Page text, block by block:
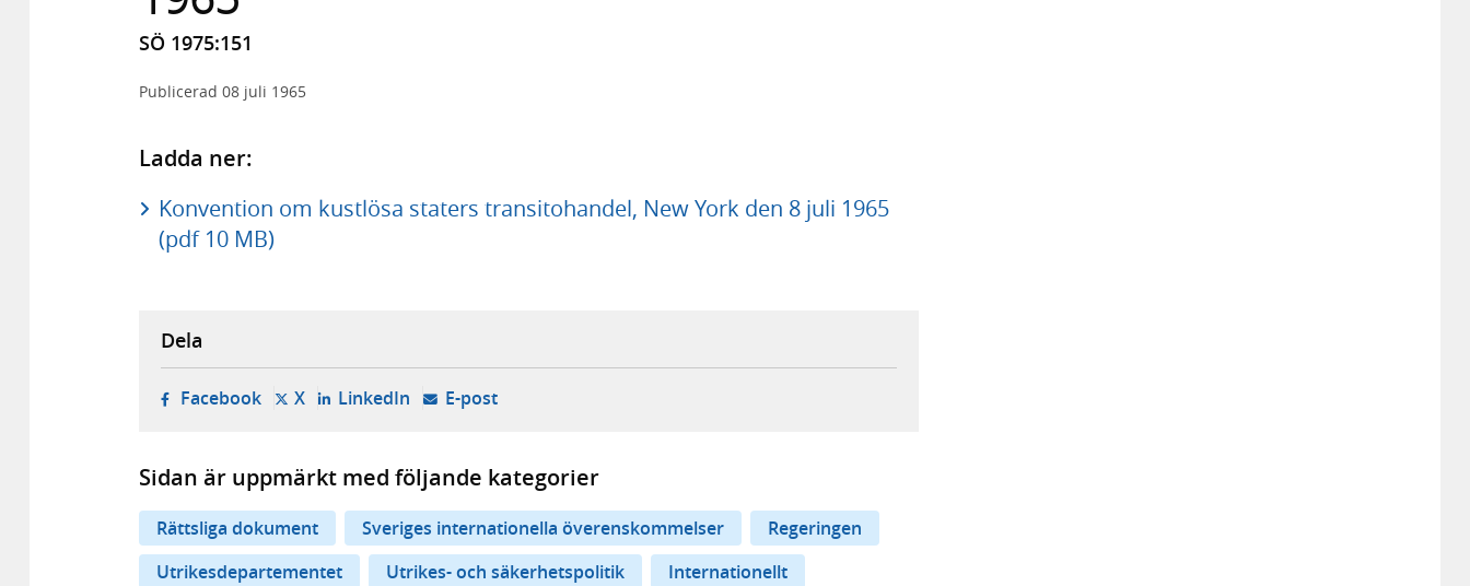
SÖ 1975:151
Publicerad 08 juli 1965
Ladda ner:
Konvention om kustlösa staters transitohandel, New York den 8 juli 1965
(pdf 10 MB)
Dela
Facebook- öppnas i ny flik, extern webbplats,
X- öppnas i ny flik, extern webbplats,
LinkedIn- öppnas i ny flik, extern webbplats,
E-post- öppnar din e-postklient,
Sidan är uppmärkt med följande kategorier
Rättsliga dokument Sveriges internationella överenskommelser
Regeringen
Utrikesdepartementet
Utrikes- och säkerhetspolitik Internationellt